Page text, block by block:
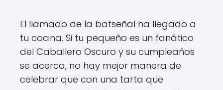
El llamado de la batseñal ha llegado a
tu cocina. Si tu pequeño es un fanático
del Caballero Oscuro y su cumpleaños
se acerca, no hay mejor manera de
celebrar que con una tarta que